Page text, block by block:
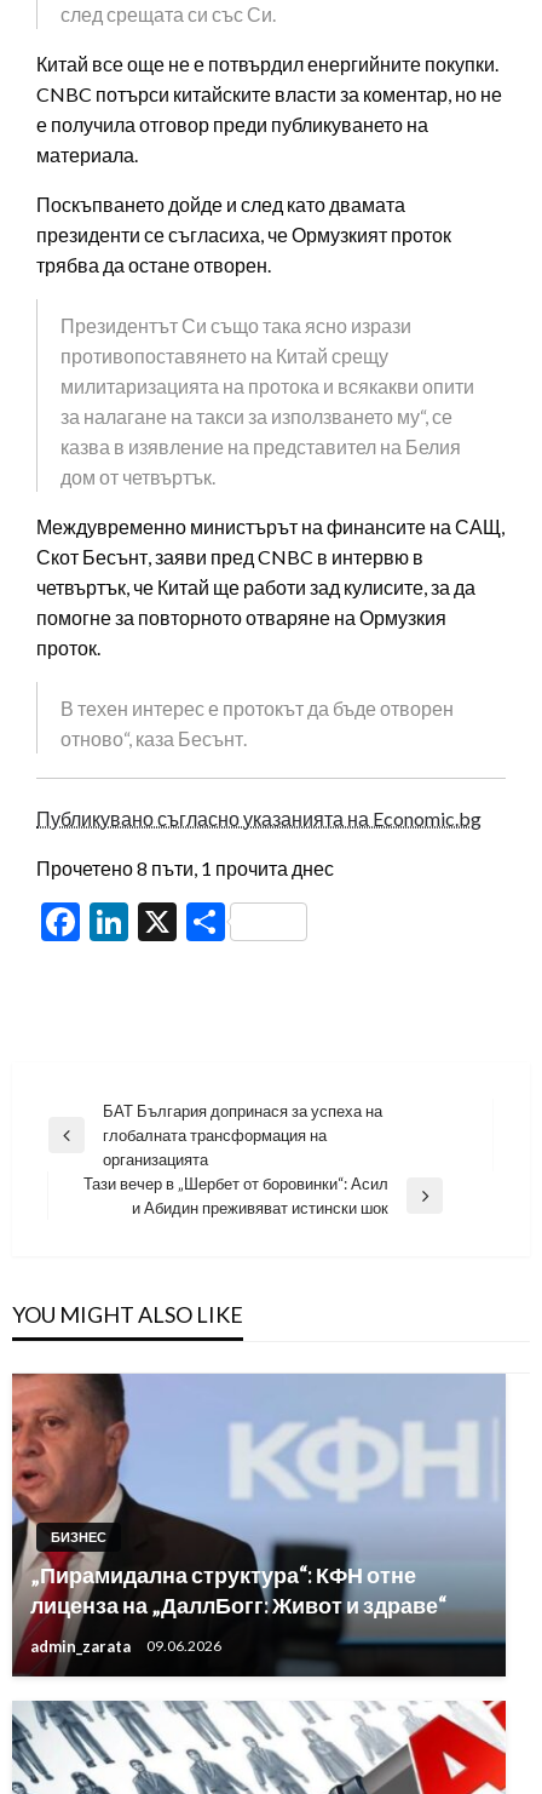
след срещата си със Си.
Китай все още не е потвърдил енергийните покупки.
CNBC потърси китайските власти за коментар, но не
е получила отговор преди публикуването на
материала.
Поскъпването дойде и след като двамата
президенти се съгласиха, че Ормузкият проток
трябва да остане отворен.
Президентът Си също така ясно изрази
противопоставянето на Китай срещу
милитаризацията на протока и всякакви опити
за налагане на такси за използването му“, се
казва в изявление на представител на Белия
дом от четвъртък.
Междувременно министърът на финансите на САЩ,
Скот Бесънт, заяви пред CNBC в интервю в
четвъртък, че Китай ще работи зад кулисите, за да
помогне за повторното отваряне на Ормузкия
проток.
В техен интерес е протокът да бъде отворен
отново“, каза Бесънт.
Публикувано съгласно указанията на Economic.bg
Прочетено 8 пъти, 1 прочита днес
Facebook
LinkedIn
X Share
Навигация
Previous
БАТ България допринася за успеха на
глобалната трансформация на
организацията
Тази вечер в „Шербет от боровинки“: Асил
и Абидин преживяват истински шок
YOU MIGHT ALSO LIKE
БИЗНЕС
„Пирамидална структура“: КФН отне
лиценза на „ДаллБогг: Живот и здраве“
admin_zarata 09.06.2026